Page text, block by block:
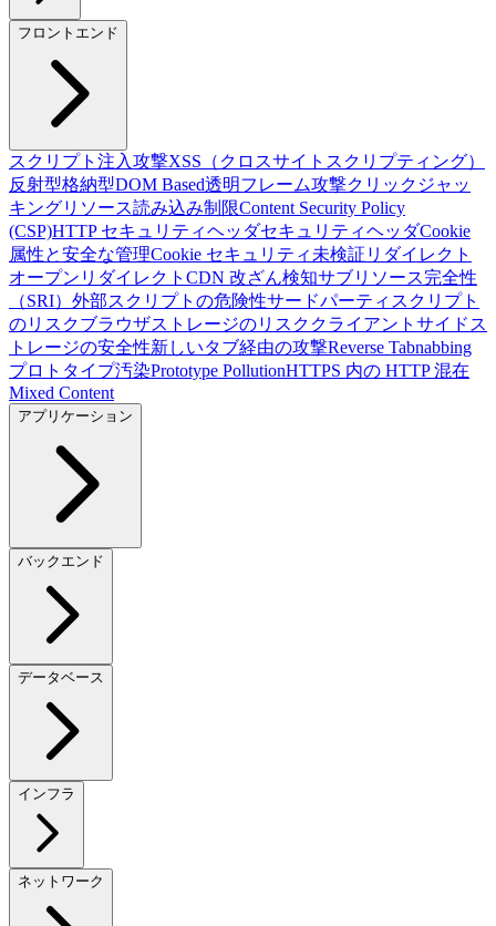
フロントエンド
スクリプト注入攻撃XSS（クロスサイトスクリプティング）
反射型格納型DOM Based透明フレーム攻撃クリックジャッ
キングリソース読み込み制限Content Security Policy
(CSP)HTTP セキュリティヘッダセキュリティヘッダCookie
属性と安全な管理Cookie セキュリティ 未検証リダイレクト
オープンリダイレクト CDN 改ざん検知サブリソース完全性
（SRI） 外部スクリプトの危険性サードパーティスクリプト
のリスクブラウザストレージのリスク クライアントサイドス
トレージの安全性新しいタブ経由の攻撃Reverse Tabnabbing
プロトタイプ汚染Prototype PollutionHTTPS 内の HTTP 混在
Mixed Content
アプリケーション
バックエンド
データベース
インフラ
ネットワーク